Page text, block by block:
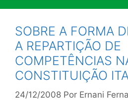
SOBRE A FORMA
A REPARTIÇÃO DE
COMPETÊNCIAS
CONSTITUIÇÃO
24/12/2008 Por Ernani